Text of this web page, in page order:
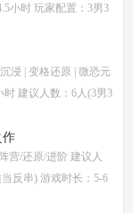
小时 玩家配置：3男3
仅需2步： (1)关注微
浸 | 变格还原 | 微恐元
时 建议人数：6人(3男3
剧情还原的玩家 《烬
作
营/还原/进阶 建议人
反串) 游戏时长：5-6